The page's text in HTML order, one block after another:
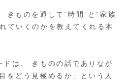
きものを通して“時間”と“家族
ていくのかを教えてくれる本
ドは、 きものの話でありなが
をどう見極めるか」という人